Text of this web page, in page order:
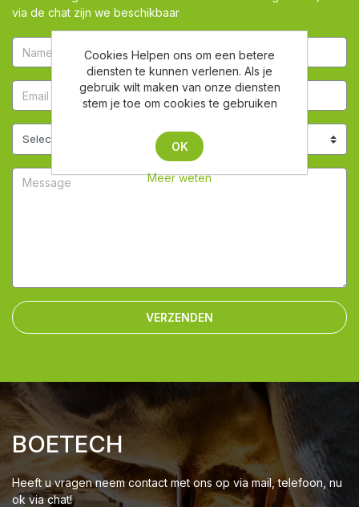
via de chat zijn we beschikbaar
VERZENDEN
BOETECH
Heeft u vragen neem contact met ons op via mail, telefoon, nu
ok via chat!
Cookies Helpen ons om een betere
diensten te kunnen verlenen. Als je
gebruik wilt maken van onze diensten
stem je toe om cookies te gebruiken
OK
Meer weten